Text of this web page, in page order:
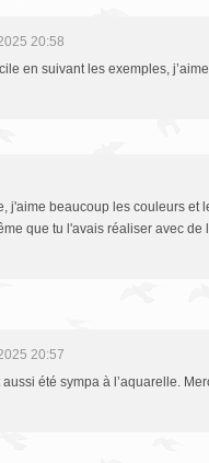
20:58
en suivant les exemples,
j'aime beaucoup les couleurs et
que tu l'avais réaliser avec
20:57
aussi été sympa à l’aquarelle.